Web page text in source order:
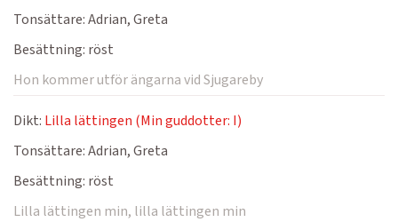
Tonsättare:Adrian, Greta
Besättning: röst
Hon kommer utför ängarna vid Sjugareby
Dikt: Lilla lättingen (Min guddotter: I)
Tonsättare:Adrian, Greta
Besättning: röst
Lilla lättingen min, lilla lättingen min